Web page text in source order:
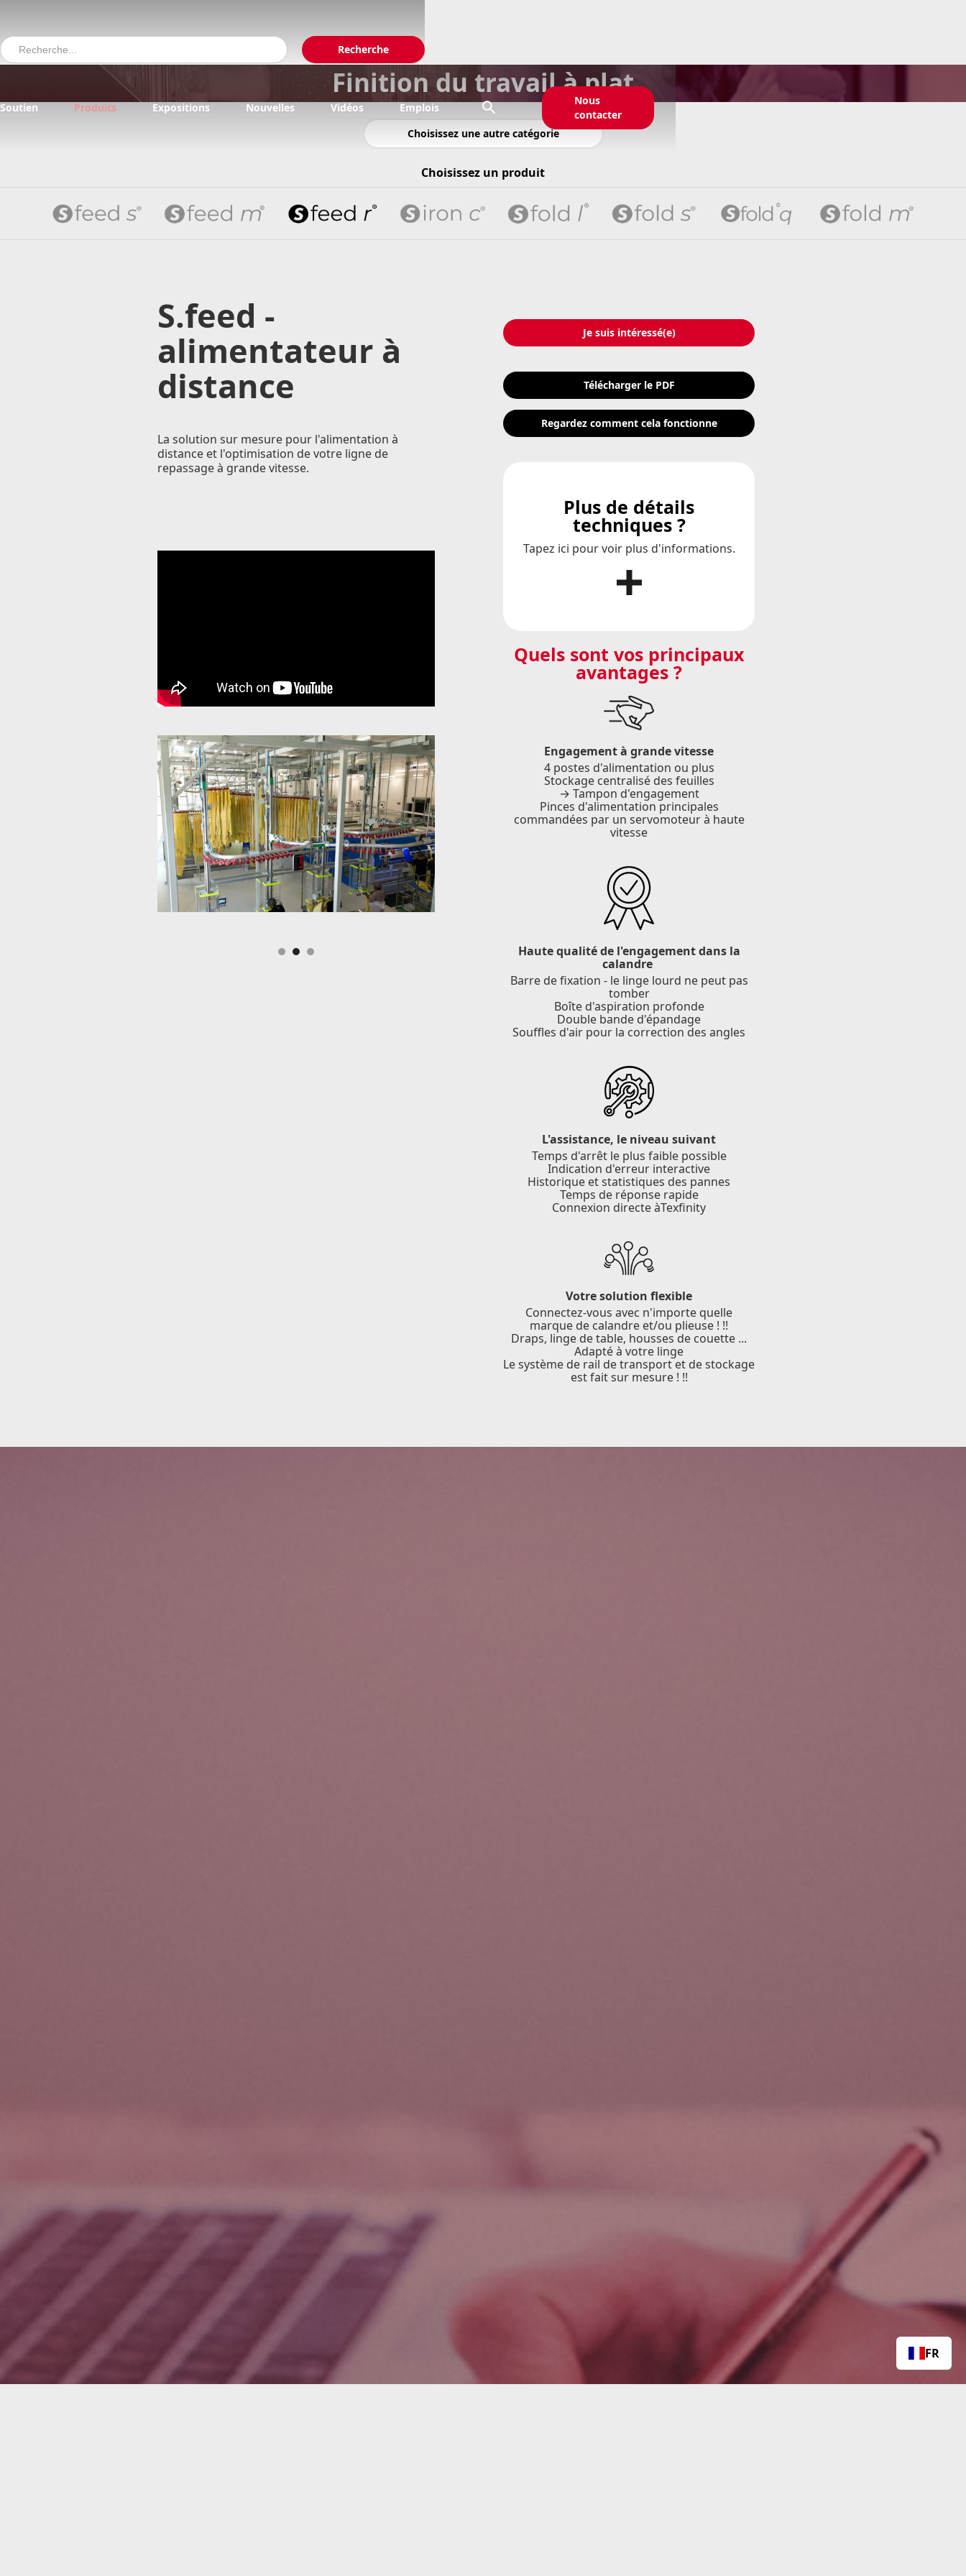
Soutien Produits Expositions Nouvelles Vidéos Emplois 
Nous
contacter
Finition du travail à plat
Choisissez une autre catégorie
Choisissez un produit
S.feed -
alimentateur à
distance
La solution sur mesure pour l'alimentation à
distance et l'optimisation de votre ligne de
repassage à grande vitesse.
Je suis intéressé(e)
Télécharger le PDF
Regardez comment cela fonctionne
Plus de détails
techniques ?
Tapez ici pour voir plus d'informations.
Quels sont vos principaux
avantages ?
Engagement à grande vitesse
4 postes d'alimentation ou plus
Stockage centralisé des feuilles
→ Tampon d'engagement
Pinces d'alimentation principales
commandées par un servomoteur à haute
vitesse
Haute qualité de l'engagement dans la
calandre
Barre de fixation - le linge lourd ne peut pas
tomber
Boîte d'aspiration profonde
Double bande d'épandage
Souffles d'air pour la correction des angles
L'assistance, le niveau suivant
Temps d'arrêt le plus faible possible
Indication d'erreur interactive
Historique et statistiques des pannes
Temps de réponse rapide
Connexion directe àTexfinity
Votre solution flexible
Connectez-vous avec n'importe quelle
marque de calandre et/ou plieuse ! !!
Draps, linge de table, housses de couette ...
Adapté à votre linge
Le système de rail de transport et de stockage
est fait sur mesure ! !!
FR